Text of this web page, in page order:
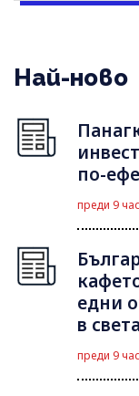
Най-ново
по-
преди 9
едни
в света
преди 9